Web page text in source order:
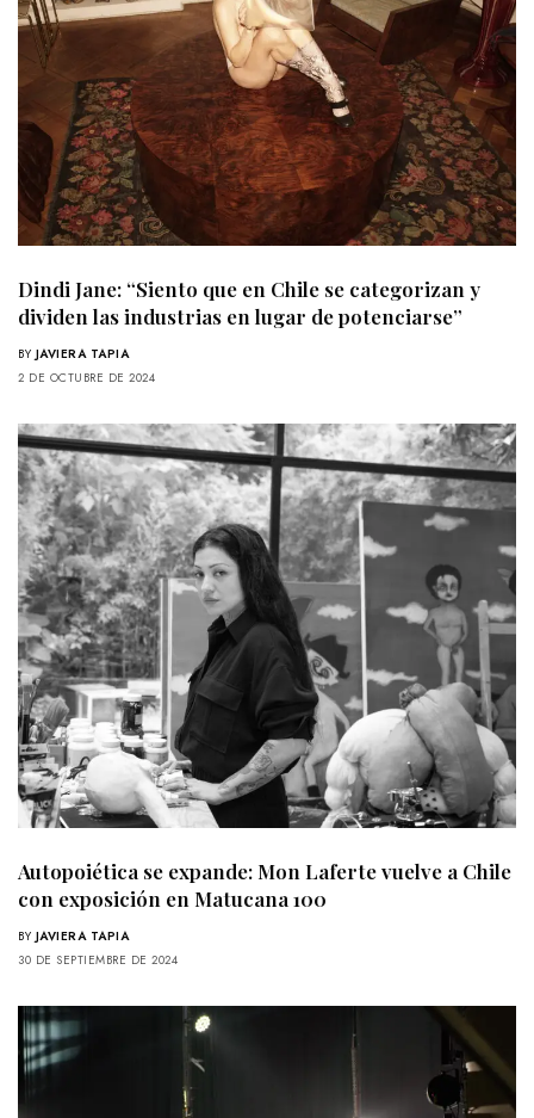
Dindi Jane: “Siento que en Chile se categorizan y
dividen las industrias en lugar de potenciarse”
BY JAVIERA TAPIA
2 DE OCTUBRE DE 2024
Autopoiética se expande: Mon Laferte vuelve a Chile
con exposición en Matucana 100
BY JAVIERA TAPIA
30 DE SEPTIEMBRE DE 2024